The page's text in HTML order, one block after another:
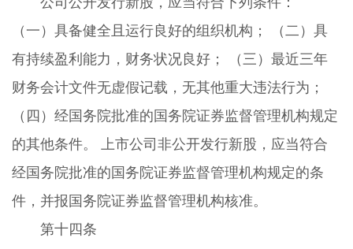
（一）具备健全且运行良好的组织机构； （二）具
有持续盈利能力，财务状况良好； （三）最近三年
财务会计文件无虚假记载，无其他重大违法行为；
（四）经国务院批准的国务院证券监督管理机构规定
的其他条件。 上市公司非公开发行新股，应当符合
经国务院批准的国务院证券监督管理机构规定的条
件，并报国务院证券监督管理机构核准。
第十四条